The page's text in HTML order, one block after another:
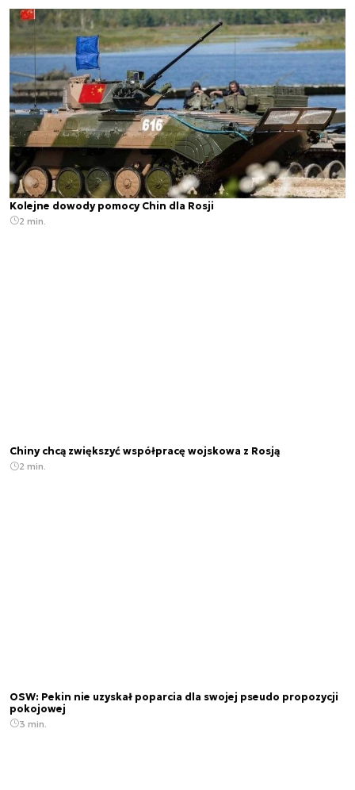
Kolejne dowody pomocy Chin dla Rosji
2 min.
Chiny chcą zwiększyć współpracę wojskowa z Rosją
2 min.
OSW: Pekin nie uzyskał poparcia dla swojej pseudo propozycji
pokojowej
3 min.